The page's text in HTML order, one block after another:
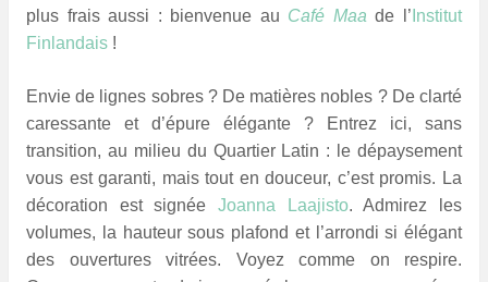
plus frais aussi : bienvenue au Café Maa de l’ Institut
Finlandais !
Envie de lignes sobres ? De matières nobles ? De clarté
caressante et d’épure élégante ? Entrez ici, sans
transition, au milieu du Quartier Latin : le dépaysement
vous est garanti, mais tout en douceur, c’est promis. La
décoration est signée Joanna Laajisto. Admirez les
volumes, la hauteur sous plafond et l’arrondi si élégant
des ouvertures vitrées. Voyez comme on respire.